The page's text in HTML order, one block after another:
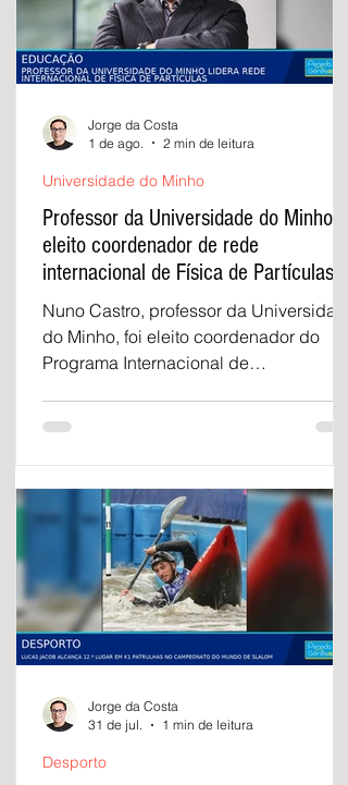
Professor da Universidade do Minho
eleito coordenador de rede
internacional de Física de Partículas |
Peneda Gerês TV
Nuno Castro, professor da Universidade
do Minho, foi eleito coordenador do
Programa Internacional de
Universidade do Minho
Jorge da Costa
1 de ago.
2 min de leitura
Desporto
Jorge da Costa
31 de jul.
1 min de leitura